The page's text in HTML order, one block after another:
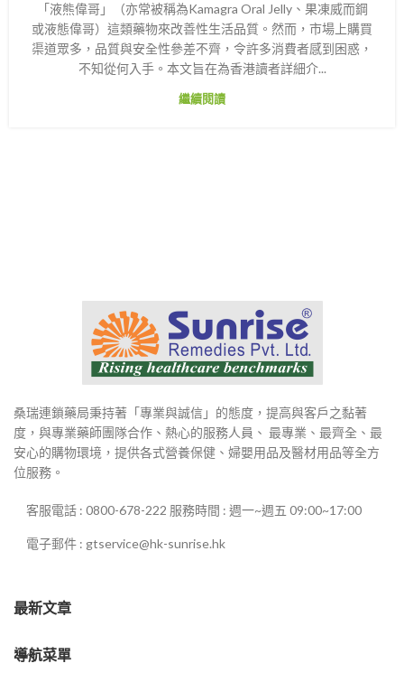
「液熊偉哥」（亦常被稱為Kamagra Oral Jelly、果凍威而鋼
或液態偉哥）這類藥物來改善性生活品質。然而，市場上購買
渠道眾多，品質與安全性參差不齊，令許多消費者感到困惑，
不知從何入手。本文旨在為香港讀者詳細介...
繼續閱讀
桑瑞連鎖藥局秉持著「專業與誠信」的態度，提高與客戶之黏著
度，與專業藥師團隊合作、熱心的服務人員、 最專業、最齊全、最
安心的購物環境，提供各式營養保健、婦嬰用品及醫材用品等全方
位服務。
客服電話 : 0800-678-222 服務時間 : 週一~週五 09:00~17:00
電子郵件 : gtservice@hk-sunrise.hk
最新文章
導航菜單